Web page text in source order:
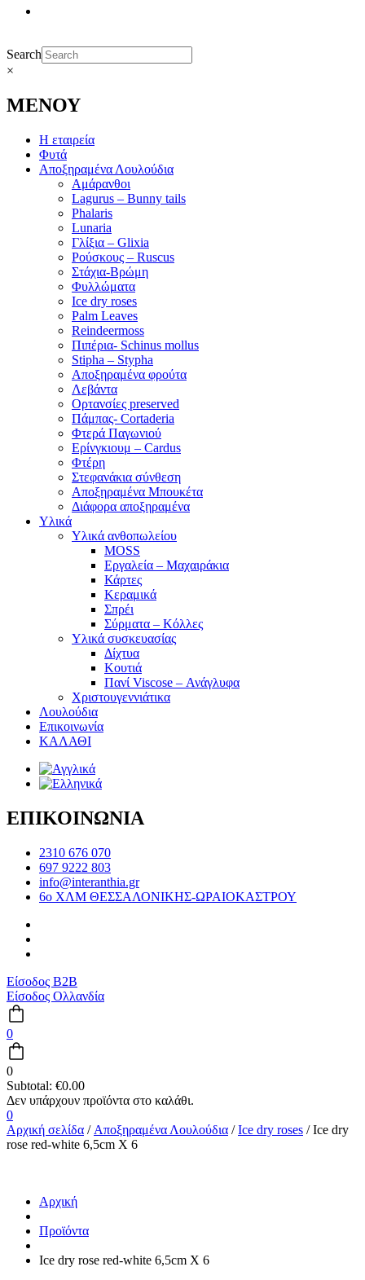
Search
×
ΜΕΝΟΥ
Η εταιρεία
Φυτά
Αποξηραμένα Λουλούδια
Αμάρανθοι
Lagurus – Bunny tails
Phalaris
Lunaria
Γλίξια – Glixia
Ρούσκους – Ruscus
Στάχια-Βρώμη
Φυλλώματα
Ice dry roses
Palm Leaves
Reindeermoss
Πιπέρια- Schinus mollus
Stipha – Stypha
Αποξηραμένα φρούτα
Λεβάντα
Ορτανσίες preserved
Πάμπας- Cortaderia
Φτερά Παγωνιού
Ερίνγκιουμ – Cardus
Φτέρη
Στεφανάκια σύνθεση
Αποξηραμένα Μπουκέτα
Διάφορα αποξηραμένα
Υλικά
Υλικά ανθοπωλείου
MOSS
Εργαλεία – Μαχαιράκια
Κάρτες
Κεραμικά
Σπρέι
Σύρματα – Κόλλες
Υλικά συσκευασίας
Δίχτυα
Κουτιά
Πανί Viscose – Ανάγλυφα
Χριστουγεννιάτικα
Λουλούδια
Επικοινωνία
ΚΑΛΑΘΙ
ΕΠΙΚΟΙΝΩΝΙΑ
2310 676 070
697 9222 803
info@interanthia.gr
6ο ΧΛΜ ΘΕΣΣΑΛΟΝΙΚΗΣ-ΩΡΑΙΟΚΑΣΤΡΟΥ
Είσοδος B2B
Είσοδος Ολλανδία
0
0
Subtotal: €0.00
0
Αρχική σελίδα / Αποξηραμένα Λουλούδια /Ice dry roses / Ice dry
rose red-white 6,5cm X 6
Αρχική
Προϊόντα
Ice dry rose red-white 6,5cm X 6